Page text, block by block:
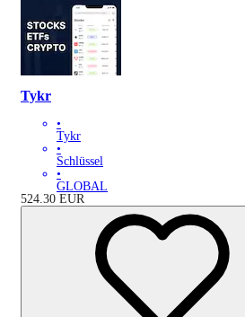
Tykr
•
Tykr
•
Schlüssel
•
GLOBAL
524.30 EUR